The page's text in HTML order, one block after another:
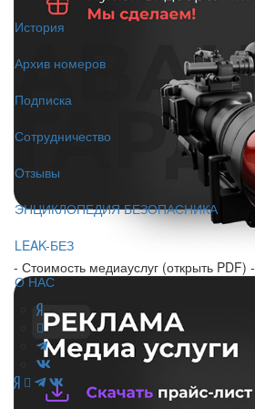
История
Архив номеров
Подписка
Сотрудничество
Отзывы
ЭНЦИКЛОПЕДИЯ БЕЗОПАСНИКА
LEAK-БЕЗ
О НАС
- Стоимость медиауслуг (открыть PDF) -